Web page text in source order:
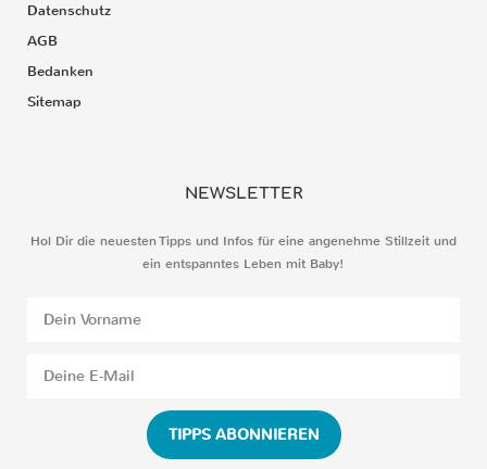
Datenschutz
AGB
Bedanken
Sitemap
NEWSLETTER
Hol Dir die neuesten Tipps und Infos für eine angenehme Stillzeit und
ein entspanntes Leben mit Baby!
TIPPS ABONNIEREN